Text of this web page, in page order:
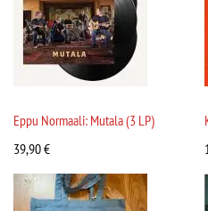
Eppu Normaali: Mutala (3 LP)
39,90€